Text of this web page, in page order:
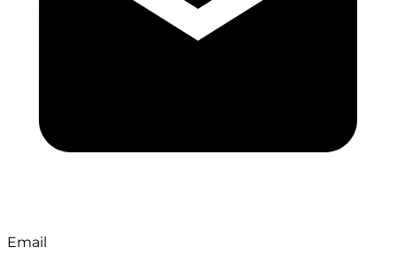
Email